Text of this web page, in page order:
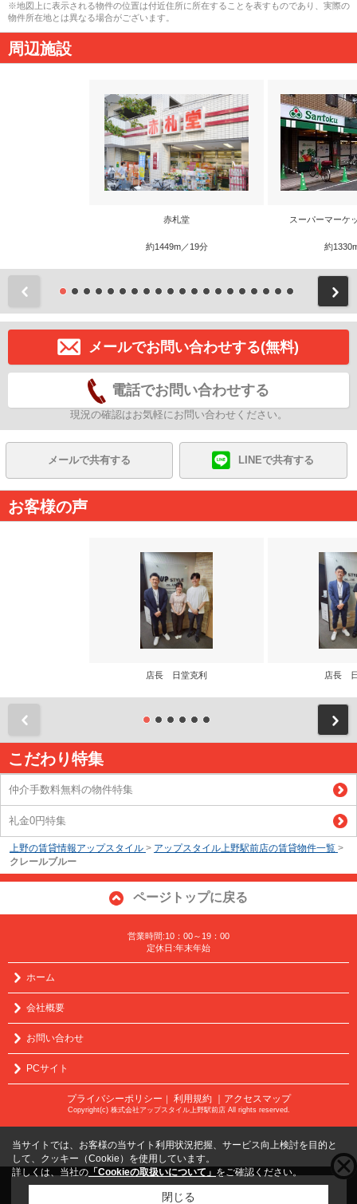
※地図上に表示される物件の位置は付近住所に所在することを表すものであり、実際の
物件所在地とは異なる場合がございます。
周辺施設
赤札堂
約1449m／19分
スーパーマーケ
約
メールでお問い合わせする(無料)
電話でお問い合わせする
現況の確認はお気軽にお問い合わせください。
メールで共有する LINEで共有する
お客様の声
店長 日堂克利 店長
こだわり特集
仲介手数料無料の物件特集
礼金0円特集
上野の賃貸情報アップスタイル > アップスタイル上野駅前店の賃貸物件一覧 >
クレールブルー
ページトップに戻る
営業時間:10：00～19：00
定休日:年末年始
ホーム
会社概要
お問い合わせ
PCサイト
プライバシーポリシー 利用規約 ｜アクセスマップ
Copyright(c) 株式会社アップスタイル上野駅前店 All rights reserved.
こちらの物件をご覧の方にお勧めな物件
当サイトでは、お客様の当サイト利用状況把握、サービス向上検討を目的と
して、クッキー（Cookie）を使用しています。
詳しくは、当社の 「Cookieの取扱いについて」 をご確認ください。
閉じる